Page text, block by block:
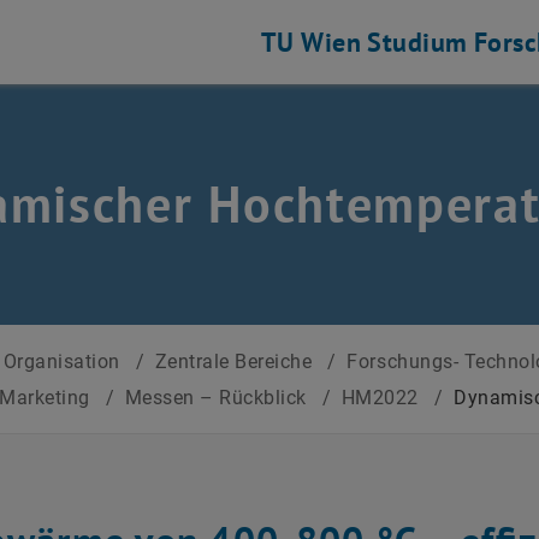
TU Wien Studium
Organisation / Zentrale Bereiche / Forschungs-
/ Messen – Rückblick / HM2022 /